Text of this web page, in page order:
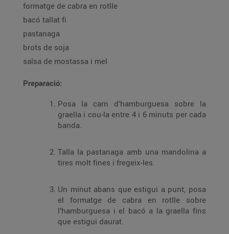
formatge de cabra en rotlle
bacó tallat fi
pastanaga
brots de soja
salsa de mostassa i mel
Preparació:
Posa la carn d’hamburguesa sobre la
graella i cou-la entre 4 i 6 minuts per cada
banda.
Talla la pastanaga amb una mandolina a
tires molt fines i fregeix-les.
Un minut abans que estigui a punt, posa
el formatge de cabra en rotlle sobre
l’hamburguesa i el bacó a la graella fins
que estigui daurat.